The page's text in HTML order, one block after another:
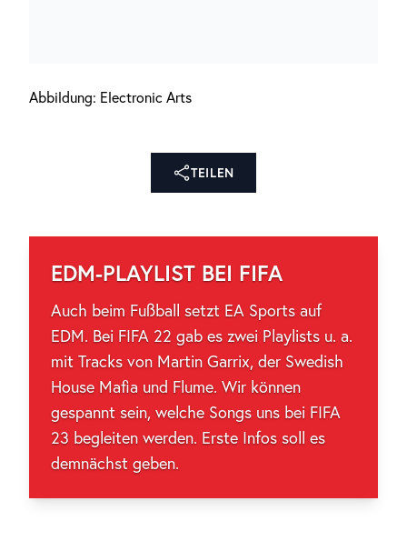
Abbildung: Electronic Arts
TEILEN
EDM-PLAYLIST BEI FIFA
Auch beim Fußball setzt EA Sports auf
EDM. Bei FIFA 22 gab es zwei Playlists u. a.
mit Tracks von Martin Garrix, der Swedish
House Mafia und Flume. Wir können
gespannt sein, welche Songs uns bei FIFA
23 begleiten werden. Erste Infos soll es
demnächst geben.